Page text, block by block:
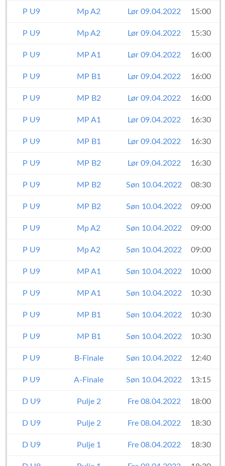
P U9 Mp A2 Lør 09.04.2022 15:00
P U9 Mp A2 Lør 09.04.2022 15:30
P U9 MP A1 Lør 09.04.2022 16:00
P U9 MP B1 Lør 09.04.2022 16:00
P U9 MP B2 Lør 09.04.2022 16:00
P U9 MP A1 Lør 09.04.2022 16:30
P U9 MP B1 Lør 09.04.2022 16:30
P U9 MP B2 Lør 09.04.2022 16:30
P U9 MP B2 Søn 10.04.2022 08:30
P U9 MP B2 Søn 10.04.2022 09:00
P U9 Mp A2 Søn 10.04.2022 09:00
P U9 Mp A2 Søn 10.04.2022 09:00
P U9 MP A1 Søn 10.04.2022 10:00
P U9 MP A1 Søn 10.04.2022 10:30
P U9 MP B1 Søn 10.04.2022 10:30
P U9 MP B1 Søn 10.04.2022 10:30
P U9 B-Finale Søn 10.04.2022 12:40
P U9 A-Finale Søn 10.04.2022 13:15
D U9 Pulje 2 Fre 08.04.2022 18:00
D U9 Pulje 2 Fre 08.04.2022 18:30
D U9 Pulje 1 Fre 08.04.2022 18:30